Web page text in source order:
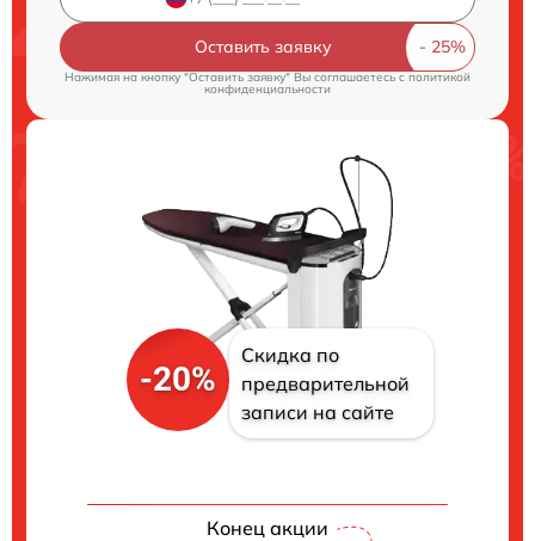
Оставить заявку
Нажимая на кнопку "Оставить заявку" Вы соглашаетесь cполитикой
конфиденциальности
-20%
Скидка по
предварительной
записи на сайте
Конец акции